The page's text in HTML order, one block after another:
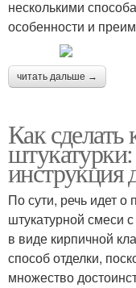
несколькими
особенности и
читать дальше →
Как
По сути, речь идет о
штукатурной смеси
в виде кирпичной
способ отделки,
множество